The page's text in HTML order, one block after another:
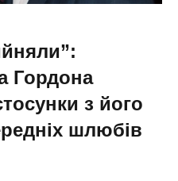
Гордона
з його
шлюбів